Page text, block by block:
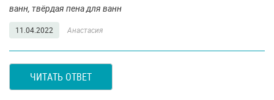
ванн, твёрдая пена для ванн
11.04.2022 Анастасия
ЧИТАТЬ ОТВЕТ